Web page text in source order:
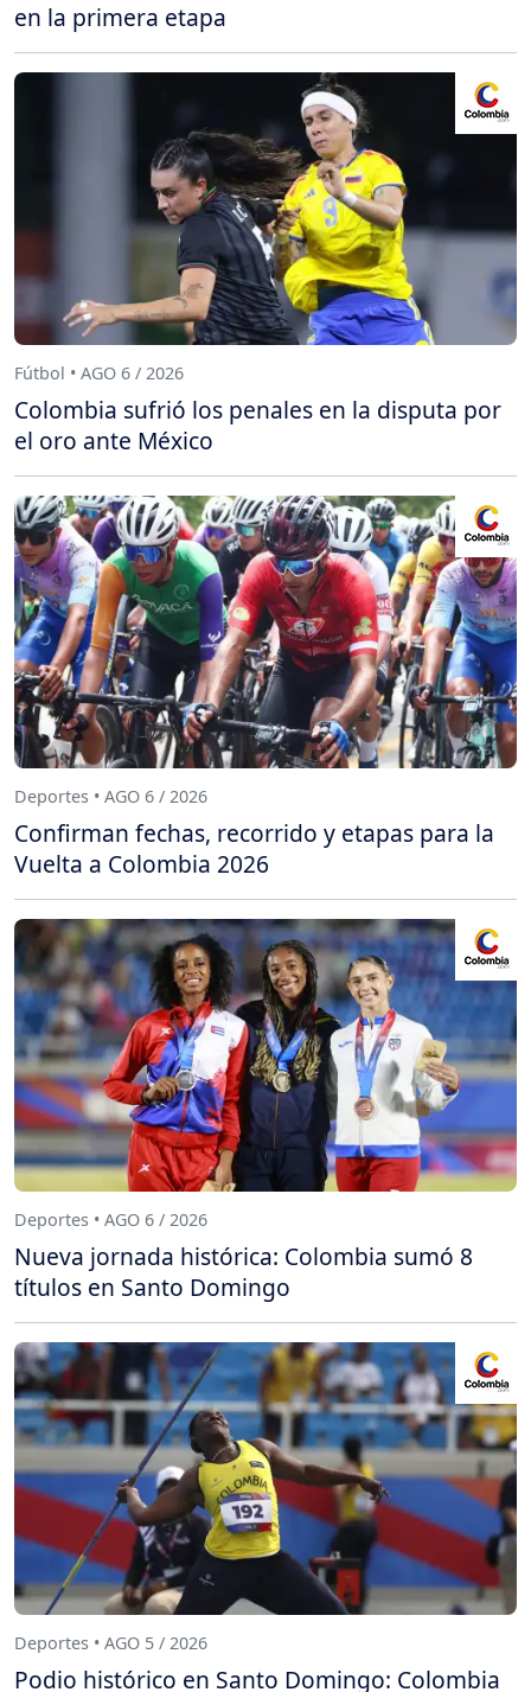
en la primera etapa
Fútbol • AGO 6 / 2026
Colombia sufrió los penales en la disputa por
el oro ante México
Deportes • AGO 6 / 2026
Confirman fechas, recorrido y etapas para la
Vuelta a Colombia 2026
Deportes • AGO 6 / 2026
Nueva jornada histórica: Colombia sumó 8
títulos en Santo Domingo
Deportes • AGO 5 / 2026
Podio histórico en Santo Domingo: Colombia